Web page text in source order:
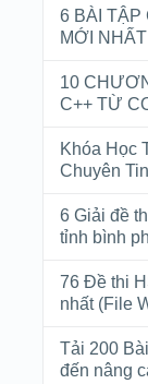
6 BÀI TẬP
MỚI
10
C++ TỪ
Khóa Học
Chuyên
6 Giải đề
tỉnh bình
76 Đề thi
nhất (File
Tải 200
đến nâng